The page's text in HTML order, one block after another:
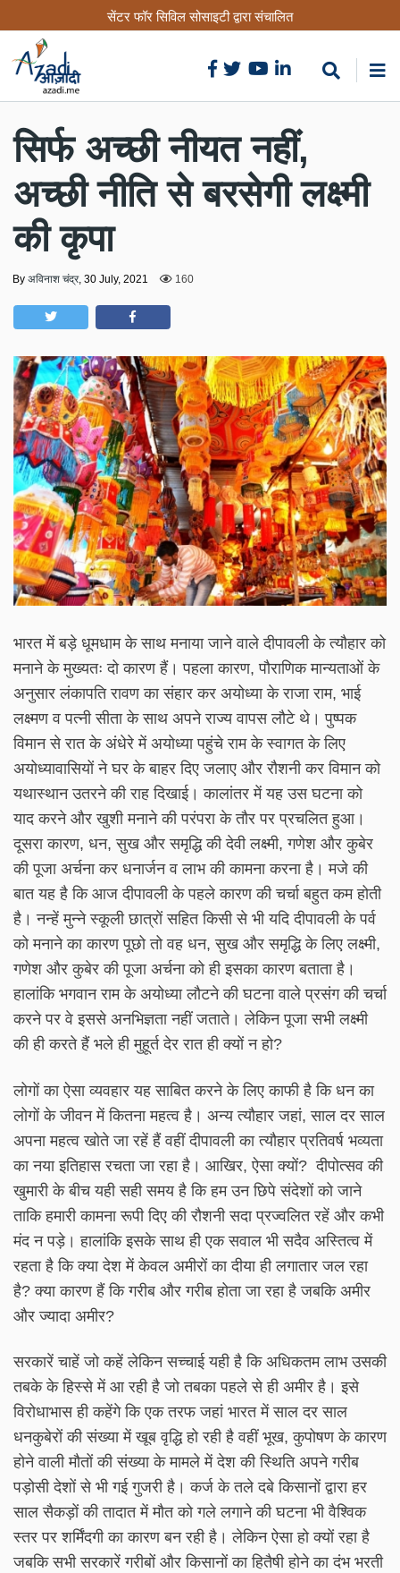
to
content
सेंटर फॉर सिविल सोसाइटी द्वारा संचालित
सिर्फ अच्छी नीयत नहीं,
अच्छी नीति से बरसेगी लक्ष्मी
की कृपा
By अविनाश चंद्र, 30 July, 2021 160
भारत में बड़े धूमधाम के साथ मनाया जाने वाले दीपावली के त्यौहार को
मनाने के मुख्यतः दो कारण हैं। पहला कारण, पौराणिक मान्यताओं के
अनुसार लंकापति रावण का संहार कर अयोध्या के राजा राम, भाई
लक्ष्मण व पत्नी सीता के साथ अपने राज्य वापस लौटे थे। पुष्पक
विमान से रात के अंधेरे में अयोध्या पहुंचे राम के स्वागत के लिए
अयोध्यावासियों ने घर के बाहर दिए जलाए और रौशनी कर विमान को
यथास्थान उतरने की राह दिखाई। कालांतर में यह उस घटना को
याद करने और खुशी मनाने की परंपरा के तौर पर प्रचलित हुआ।
दूसरा कारण, धन, सुख और समृद्धि की देवी लक्ष्मी, गणेश और कुबेर
की पूजा अर्चना कर धनार्जन व लाभ की कामना करना है। मजे की
बात यह है कि आज दीपावली के पहले कारण की चर्चा बहुत कम होती
है। नन्हें मुन्ने स्कूली छात्रों सहित किसी से भी यदि दीपावली के पर्व
को मनाने का कारण पूछो तो वह धन, सुख और समृद्धि के लिए लक्ष्मी,
गणेश और कुबेर की पूजा अर्चना को ही इसका कारण बताता है।
हालांकि भगवान राम के अयोध्या लौटने की घटना वाले प्रसंग की चर्चा
करने पर वे इससे अनभिज्ञता नहीं जताते। लेकिन पूजा सभी लक्ष्मी
की ही करते हैं भले ही मुहूर्त देर रात ही क्यों न हो?
लोगों का ऐसा व्यवहार यह साबित करने के लिए काफी है कि धन का
लोगों के जीवन में कितना महत्व है। अन्य त्यौहार जहां, साल दर साल
अपना महत्व खोते जा रहें हैं वहीं दीपावली का त्यौहार प्रतिवर्ष भव्यता
का नया इतिहास रचता जा रहा है। आखिर, ऐसा क्यों? दीपोत्सव की
खुमारी के बीच यही सही समय है कि हम उन छिपे संदेशों को जाने
ताकि हमारी कामना रूपी दिए की रौशनी सदा प्रज्वलित रहें और कभी
मंद न पड़े। हालांकि इसके साथ ही एक सवाल भी सदैव अस्तित्व में
रहता है कि क्या देश में केवल अमीरों का दीया ही लगातार जल रहा
है? क्या कारण हैं कि गरीब और गरीब होता जा रहा है जबकि अमीर
और ज्यादा अमीर?
सरकारें चाहें जो कहें लेकिन सच्चाई यही है कि अधिकतम लाभ उसकी
तबके के हिस्से में आ रही है जो तबका पहले से ही अमीर है। इसे
विरोधाभास ही कहेंगे कि एक तरफ जहां भारत में साल दर साल
धनकुबेरों की संख्या में खूब वृद्धि हो रही है वहीं भूख, कुपोषण के कारण
होने वाली मौतों की संख्या के मामले में देश की स्थिति अपने गरीब
पड़ोसी देशों से भी गई गुजरी है। कर्ज के तले दबे किसानों द्वारा हर
साल सैकड़ों की तादात में मौत को गले लगाने की घटना भी वैश्विक
स्तर पर शर्मिंदगी का कारण बन रही है। लेकिन ऐसा हो क्यों रहा है
जबकि सभी सरकारें गरीबों और किसानों का हितैषी होने का दंभ भरती